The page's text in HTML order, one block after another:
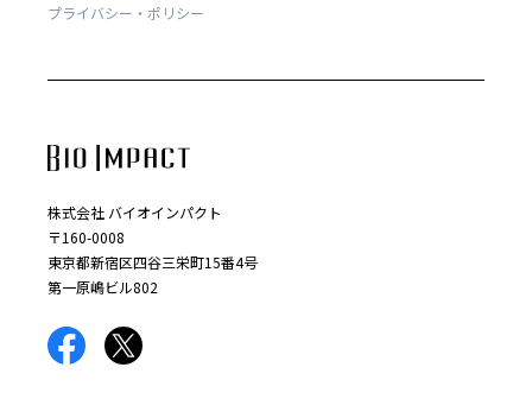
株式会社 バイオインパクト
〒160-0008
東京都新宿区四谷三栄町15番4号
第一原嶋ビル802
プライバシー・ポリシー